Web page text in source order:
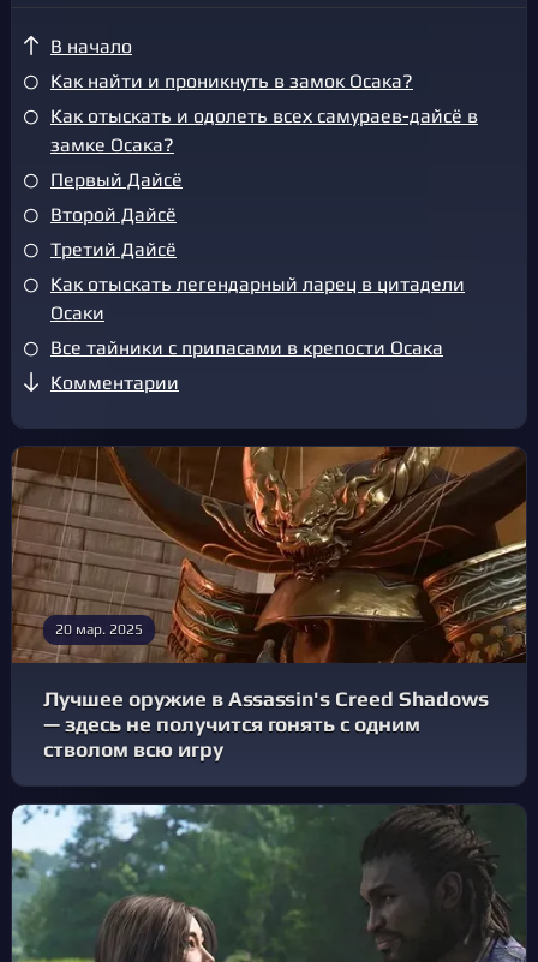
В начало
Как найти и проникнуть в замок Осака?
Как отыскать и одолеть всех самураев-дайсё в
замке Осака?
Первый Дайсё
Второй Дайсё
Третий Дайсё
Как отыскать легендарный ларец в цитадели
Осаки
Все тайники с припасами в крепости Осака
Комментарии
20 мар. 2025
Лучшее оружие в Assassin's Creed Shadows
— здесь не получится гонять с одним
стволом всю игру